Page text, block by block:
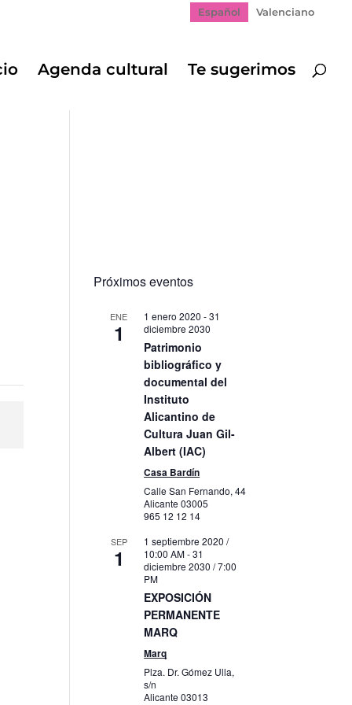
Español Valenciano
Agenda cultural Te sugerimos
Próximos eventos
ENE
1
1 enero 2020 -31
diciembre 2030
Patrimonio
bibliográfico y
documental del
Instituto
Alicantino de
Cultura Juan Gil-
Albert (IAC)
Casa Bardín
Calle San Fernando, 44
Alicante03005
965 12 12 14
SEP
1
1 septiembre 2020 /
10:00 AM-31
diciembre 2030 / 7:00
PM
EXPOSICIÓN
PERMANENTE
MARQ
Marq
Plza. Dr. Gómez Ulla,
s/n
Alicante03013